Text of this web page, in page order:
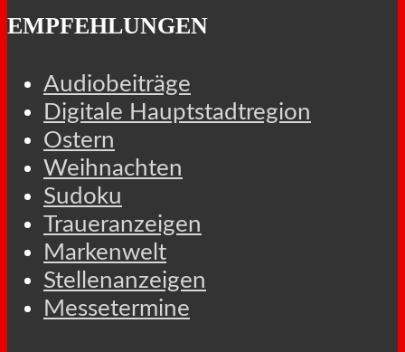
EMPFEHLUNGEN
Audiobeiträge
Digitale Hauptstadtregion
Ostern
Weihnachten
Sudoku
Traueranzeigen
Markenwelt
Stellenanzeigen
Messetermine